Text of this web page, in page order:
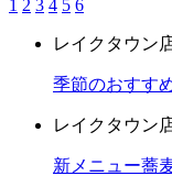
1 2 3 4 5 6
レイクタウン
季節のおすす
レイクタウン
新メニュー蕎